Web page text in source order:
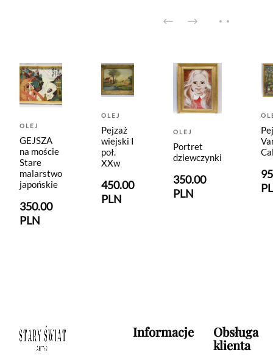
OLEJ
GEJSZA
na moście
Stare
malarstwo
japońskie
350.00
PLN
OLEJ
Pejzaż
wiejski I
poł.
XXw
450.00
PLN
OLEJ
Portret
dziewczynki
350.00
PLN
Informacje
Obsługa
klienta